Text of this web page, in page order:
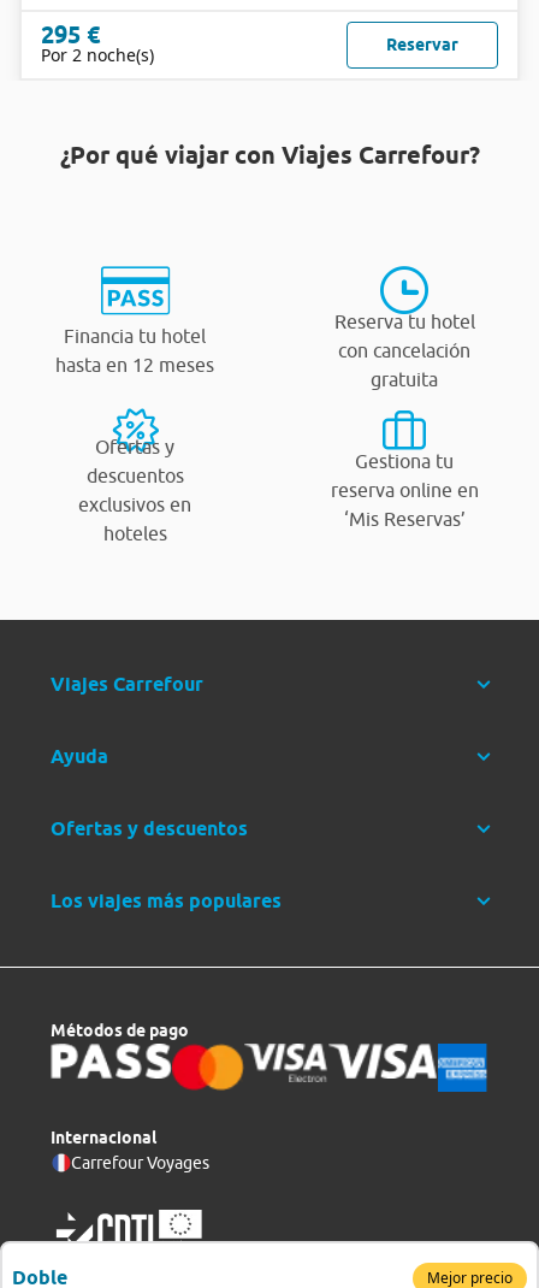
295 €
Por 2 noche(s) Reservar
Doble Mejor precio
¿Por qué viajar con Viajes Carrefour?
Financia tu hotel
hasta en 12 meses
Reserva tu hotel
con cancelación
gratuita
Ofertas y
descuentos
exclusivos en
hoteles
Gestiona tu
reserva online en
‘Mis Reservas’
Viajes Carrefour
Ayuda
Ofertas y descuentos
Los viajes más populares
Métodos de pago
Internacional
Carrefour Voyages